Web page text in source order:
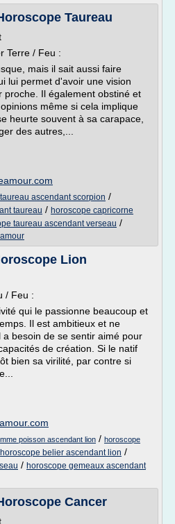
Taureau
Terre / Feu :
mais il sait aussi faire
lui permet d'avoir une vision
proche. Il également obstiné et
même si cela implique
heurte souvent à sa carapace,
des autres,...
ascendant scorpion /
taureau / horoscope capricorne
taureau ascendant verseau /
Lion
/ Feu :
qui le passionne beaucoup et
Il est ambitieux et ne
besoin de se sentir aimé pour
de création. Si le natif
bien sa virilité, par contre si
poisson ascendant lion / horoscope
horoscope belier ascendant lion /
/ horoscope gemeaux ascendant
Cancer